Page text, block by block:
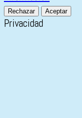
Rechazar Aceptar
Privacidad